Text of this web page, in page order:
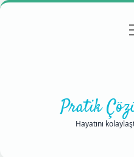
Gizlilik
Pratik
Hayatını